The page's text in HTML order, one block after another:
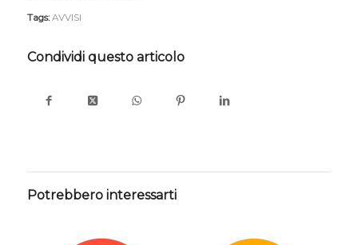
Tags: AVVISI
Condividi questo articolo
Potrebbero interessarti